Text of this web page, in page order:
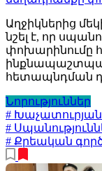
Աղջիկներից
նշել է, որ
փոխարինումը
հետապնդման
Նորություններ
# Խաչատուրյան
#
# Քրեական